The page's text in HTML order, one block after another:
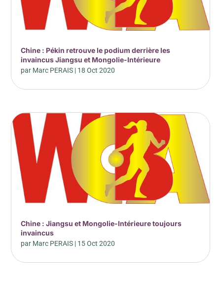
Chine : Pékin retrouve le podium derrière les
invaincus Jiangsu et Mongolie-Intérieure
par Marc PERAIS | 18 Oct 2020
Chine : Jiangsu et Mongolie-Intérieure toujours
invaincus
par Marc PERAIS | 15 Oct 2020